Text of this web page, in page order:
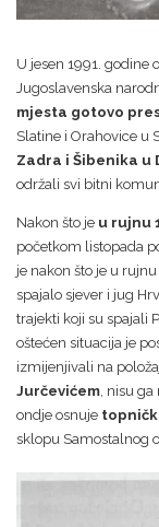
U jesen 1991. godine
Jugoslavenska
mjesta gotovo
Slatine i Orahovice u
Zadra i Šibenika u
održali svi bitni
Nakon što je u rujnu
početkom listopada
je nakon što je u
spajalo sjever i jug
trajekti koji su spajali
oštećen situacija je
izmijenjivali na
Jurčevićem , nisu
ondje osnuje
sklopu Samostalnog